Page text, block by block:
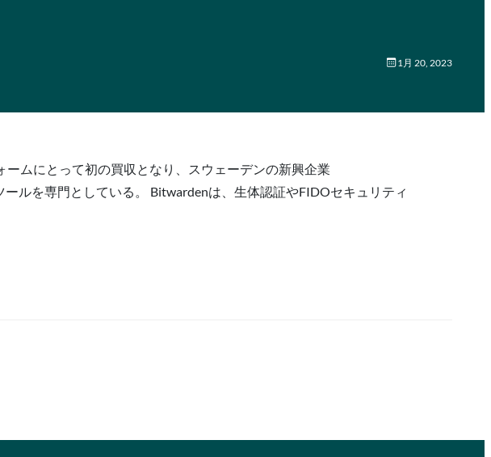
1月 20, 2023
ムにとって初の買収となり、スウェーデンの新興企業
ルを専門としている。 Bitwardenは、生体認証やFIDOセキュリティ